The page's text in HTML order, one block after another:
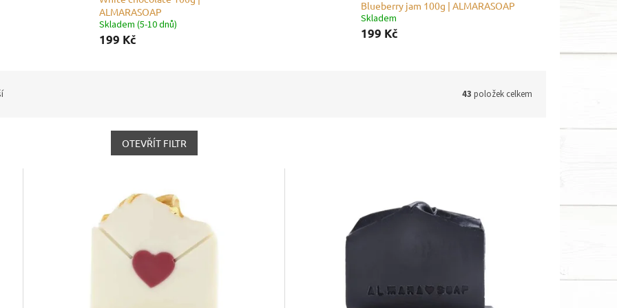
ALMARASOAP
Skladem (5-10 dnů)
199 Kč
Blueberry jam 100g | ALMARASOAP
Skladem
199 Kč
43 položek celkem
OTEVŘÍT FILTR